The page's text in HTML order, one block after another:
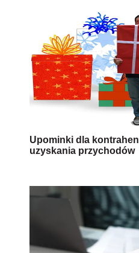
Upominki dla
uzyskania przychodów